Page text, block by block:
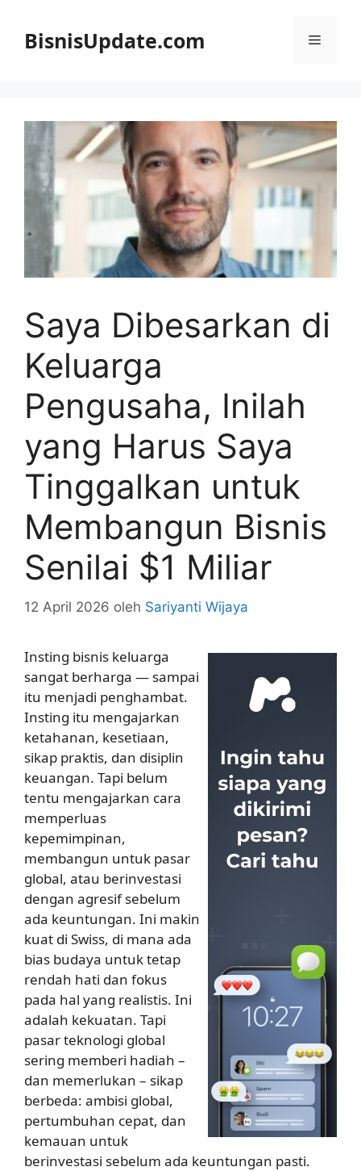
BisnisUpdate.com Menu
Saya Dibesarkan di
Keluarga
Pengusaha, Inilah
yang Harus Saya
Tinggalkan untuk
Membangun Bisnis
Senilai $1 Miliar
12 April 2026 oleh Sariyanti Wijaya
Insting bisnis keluarga
sangat berharga — sampai
itu menjadi penghambat.
Insting itu mengajarkan
ketahanan, kesetiaan,
sikap praktis, dan disiplin
keuangan. Tapi belum
tentu mengajarkan cara
memperluas
kepemimpinan,
membangun untuk pasar
global, atau berinvestasi
dengan agresif sebelum
ada keuntungan. Ini makin
kuat di Swiss, di mana ada
bias budaya untuk tetap
rendah hati dan fokus
pada hal yang realistis. Ini
adalah kekuatan. Tapi
pasar teknologi global
sering memberi hadiah –
dan memerlukan – sikap
berbeda: ambisi global,
pertumbuhan cepat, dan
kemauan untuk
berinvestasi sebelum ada keuntungan pasti.